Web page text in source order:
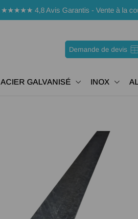
★★★★★ 4,8 Avis Garantis - Vente à la
Demande de devis
ACIER GALVANISÉ INOX